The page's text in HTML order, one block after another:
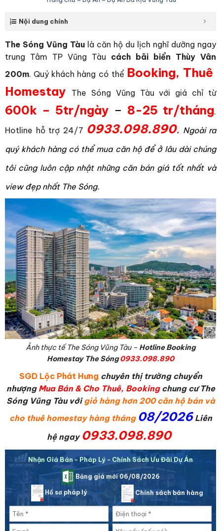
Nội dung chính
The Sóng Vũng Tàu là căn hộ du lịch nghĩ dưỡng ngay
trung Tâm TP Vũng Tàu cách bãi biển Thùy Vân
200m. Quý khách hàng có thể Booking, Thuê
Homestay
The Sóng Vũng Tàu với giá chỉ từ
600k – 5tr/ngày – 8-25 tr/tháng.
Hotline hỗ trợ 24/7 0933.098.890. Ngoài ra
quý khách hàng có thể mua căn hộ để ở lâu dài chúng
tôi cũng luôn cập nhật những căn bán giá tốt nhất và
view đẹp nhất The Sóng.
Ảnh thực tế The Sóng Vũng Tàu – Hotline Booking
Homestay The Sóng0933.098.890
SGD Lộc Phát Hưng chuyên thị trường chuyển
nhượngMua Bán & Cho Thuê, Bookingchung cư The
Sóng Vũng Tàu vớigiỏ hàng hơn 200 căn hộ bán và
cho thuê homestay hàng tháng 08/2026 Liên
hệ ngay 0933.098.890
Nhận Giá Bán - Pháp Lý - Chính Sách Ưu Đãi Dự Án
Bảng giá mới 06/08/2026
Hồ sơ pháp lý Chính sách bán hàng